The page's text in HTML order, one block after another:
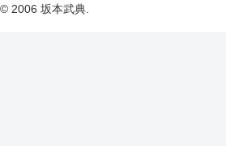
© 2006 坂本武典.